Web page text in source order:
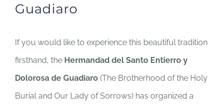
Guadiaro
If you would like to experience this beautiful tradition
firsthand, the Hermandad del Santo Entierro y
Dolorosa de Guadiaro (The Brotherhood of the Holy
Burial and Our Lady of Sorrows) has organized a